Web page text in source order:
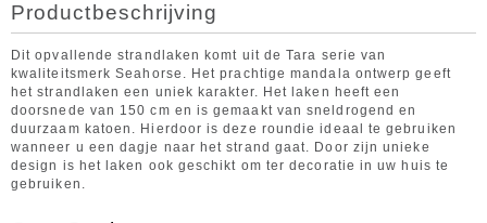
Productbeschrijving
Dit opvallende strandlaken komt uit de Tara serie van
kwaliteitsmerk Seahorse. Het prachtige mandala ontwerp geeft
het strandlaken een uniek karakter. Het laken heeft een
doorsnede van 150 cm en is gemaakt van sneldrogend en
duurzaam katoen. Hierdoor is deze roundie ideaal te gebruiken
wanneer u een dagje naar het strand gaat. Door zijn unieke
design is het laken ook geschikt om ter decoratie in uw huis te
gebruiken.